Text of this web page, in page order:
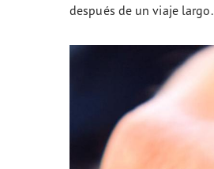
después de un viaje largo.